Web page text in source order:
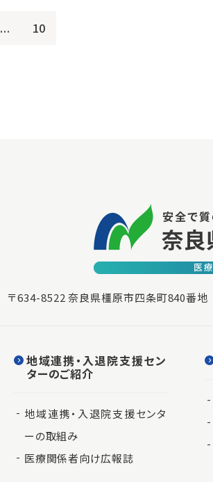
... 10
〒634-8522 奈良県橿原市四条町840番地
地域連携・入退院支援セン
ターのご紹介
地域連携・入退院支援センタ
ーの取組み
医療関係者向け広報誌